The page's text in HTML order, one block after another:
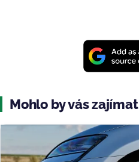
Mohlo by vás zajímat